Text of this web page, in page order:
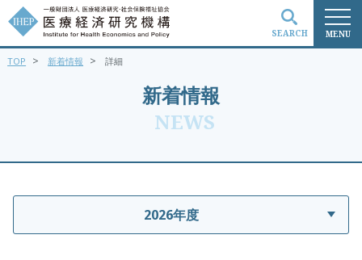
MENU
SEARCH
新着情報
NEWS
TOP > 新着情報 > 詳細
2026年度